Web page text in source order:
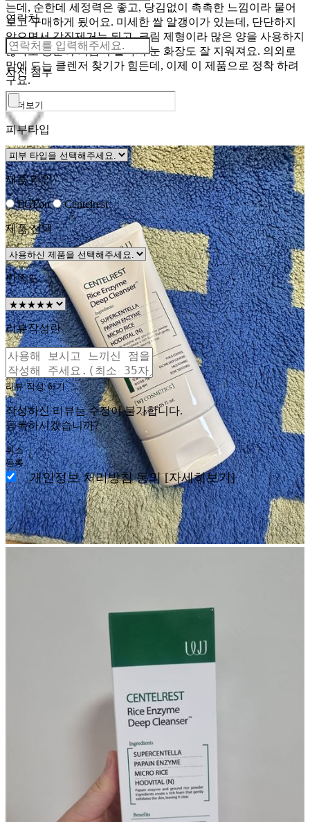
연락처
사진 첨부
피부타입
제품 라인
EGFon Centelrest
제품 선택
만족도
리뷰작성란
리뷰 작성 하기
작성하신 리뷰는 수정이 불가합니다.
등록하시겠습니까?
취소
등록
개인정보 처리방침 동의[자세히보기]
는데, 순한데 세정력은 좋고, 당김없이 촉촉한 느낌이라 물어
보고 구매하게 됬어요. 미세한 쌀 알갱이가 있는데, 단단하지
않으면서 각질제거는 되고, 크림 제형이라 많은 양을 사용하지
않아도 충분히 거품이 잘나서 눈 화장도 잘 지워져요. 의외로
맘에 드는 클렌저 찾기가 힘든데, 이제 이 제품으로 정착 하려
구요.
더보기